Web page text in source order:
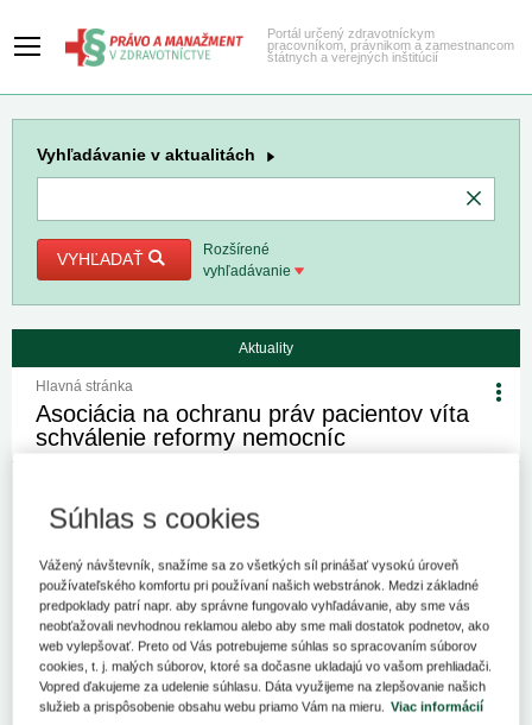
Portál určený zdravotníckym
pracovníkom, právnikom a zamestnancom
štátnych a verejných inštitúcií
Vyhľadávanie v aktualitách
VYHĽADAŤ
Rozšírené
vyhľadávanie
Aktuality
Hlavná stránka
Asociácia na ochranu práv pacientov víta
schválenie reformy nemocníc
piatok schválila materiál stratifikácie nemocníc.
Bratislava 27. septembra (TASR) - "Asociácia dlhodobo
poukazovala a podporovala pozitívne zmeny v prospech
pacientov. Aj naďalej podporujeme spustenie reformy nemocníc,
keďže dnešný stav je zlý a do budúcnosti neudržateľný," povedala
prezidentka AOPP Mária Lévyová. Asociácia sa podrobne vyjadrí
po oboznámení sa s finálnou verziou materiálu.
Súhlas s cookies
Vážený návštevník, snažíme sa zo všetkých síl prinášať vysokú úroveň
používateľského komfortu pri používaní našich webstránok. Medzi základné
predpoklady patrí napr. aby správne fungovalo vyhľadávanie, aby sme vás
neobťažovali nevhodnou reklamou alebo aby sme mali dostatok podnetov, ako
web vylepšovať. Preto od Vás potrebujeme súhlas so spracovaním súborov
cookies, t. j. malých súborov, ktoré sa dočasne ukladajú vo vašom prehliadači.
Vopred ďakujeme za udelenie súhlasu. Dáta využijeme na zlepšovanie našich
služieb a prispôsobenie obsahu webu priamo Vám na mieru. Viac informácií